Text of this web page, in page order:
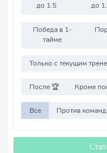
до 1.5
до
Победа в 1-
тайме
Только с текущим
После 🏆 Кроме
Все